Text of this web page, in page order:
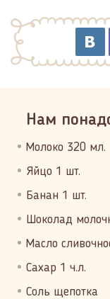
Нам
Молоко 320 мл.
Яйцо 1 шт.
Банан 1 шт.
Шоколад
Масло
Сахар 1 ч.л.
Соль щепотка